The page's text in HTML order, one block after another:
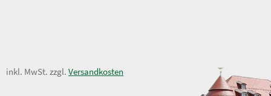
11,90 €
inkl. MwSt. zzgl. Versandkosten